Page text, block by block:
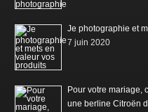
Je photographie et
7 juin 2020
Pour votre mariage,
une berline Citroën